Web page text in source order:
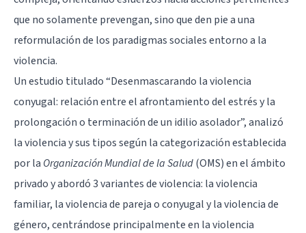
que no solamente prevengan, sino que den pie a una
reformulación de los paradigmas sociales entorno a la
violencia.
Un estudio titulado “Desenmascarando la violencia
conyugal: relación entre el afrontamiento del estrés y la
prolongación o terminación de un idilio asolador”, analizó
la violencia y sus tipos según la categorización establecida
por la Organización Mundial de la Salud(OMS) en el ámbito
privado y abordó 3 variantes de violencia: la violencia
familiar, la violencia de pareja o conyugal y la violencia de
género, centrándose principalmente en la violencia